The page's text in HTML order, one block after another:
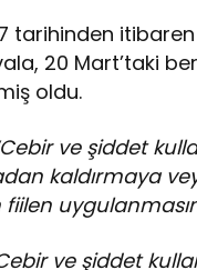
tarihinden
20 Mart’taki
oldu.
ve şiddet
kaldırmaya
ve şiddet